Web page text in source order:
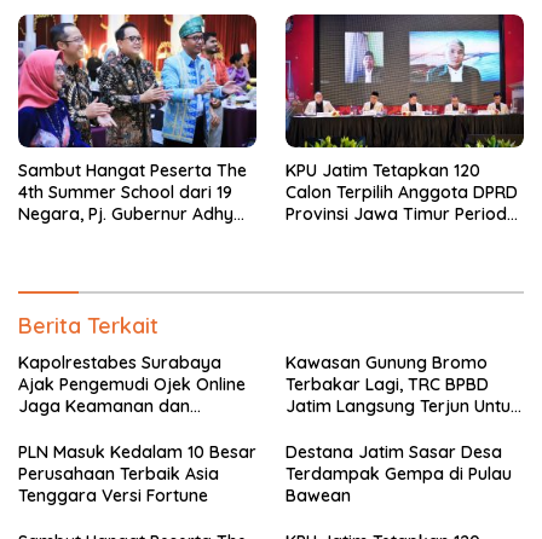
Sambut Hangat Peserta The
4th Summer School dari 19
Negara, Pj. Gubernur Adhy
KPU Jatim Tetapkan 120
Calon Terpilih Anggota DPRD
Provinsi Jawa Timur Periode
Berita Terkait
Kapolrestabes Surabaya
Ajak Pengemudi Ojek Online
Jaga Keamanan dan
Kawasan Gunung Bromo
Terbakar Lagi, TRC BPBD
Jatim Langsung Terjun Untuk
PLN Masuk Kedalam 10 Besar
Perusahaan Terbaik Asia
Tenggara Versi Fortune
Destana Jatim Sasar Desa
Terdampak Gempa di Pulau
Bawean